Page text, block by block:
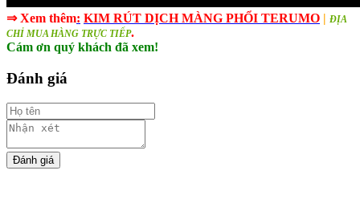
⇒ Xem thêm: KIM RÚT DỊCH MÀNG PHỔI TERUMO | ĐỊA
CHỈ MUA HÀNG TRỰC TIẾP.
Cám ơn quý khách đã xem!
Đánh giá